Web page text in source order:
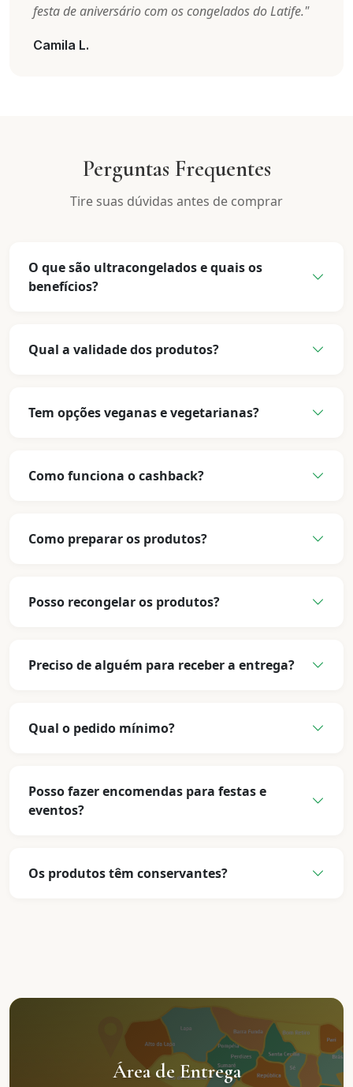
festa de aniversário com os congelados do Latife."
Camila L.
Perguntas Frequentes
Tire suas dúvidas antes de comprar
O que são ultracongelados e quais os
benefícios?
Qual a validade dos produtos?
Tem opções veganas e vegetarianas?
Como funciona o cashback?
Como preparar os produtos?
Posso recongelar os produtos?
Preciso de alguém para receber a entrega?
Qual o pedido mínimo?
Posso fazer encomendas para festas e
eventos?
Os produtos têm conservantes?
Área de Entrega